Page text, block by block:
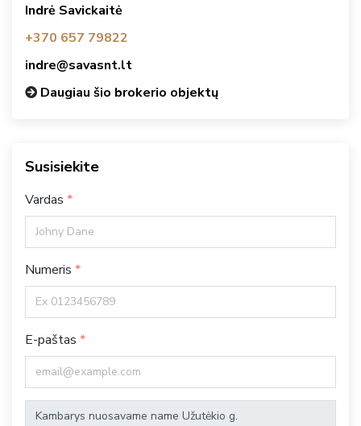
Indrė Savickaitė
+370 657 79822
indre@savasnt.lt
Daugiau šio brokerio objektų
Susisiekite
Vardas
Numeris
E-paštas